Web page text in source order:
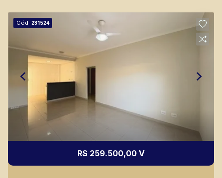
Lucelia Mariotti
CRECI 146320 - Venda
(16) 99222-2915
CORRETOR DE PLANTÃO
Thamiris Leandra Benevides
Cód. 231524
R$ 259.500,00 V